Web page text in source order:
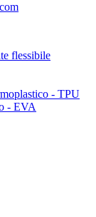
flessibile
- TPU
- EVA